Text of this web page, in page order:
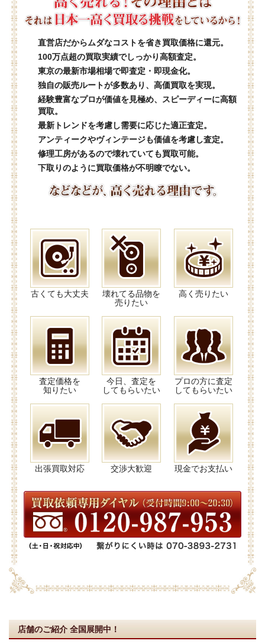
直営店だからムダなコストを省き買取価格に還元。
100万点超の買取実績でしっかり高額査定。
東京の最新市場相場で即査定・即現金化。
独自の販売ルートが多数あり、高価買取を実現。
経験豊富なプロが価値を見極め、スピーディーに高額
買取。
最新トレンドを考慮し需要に応じた適正査定。
アンティークやヴィンテージも価値を考慮し査定。
修理工房があるので壊れていても買取可能。
下取りのように買取価格が不明瞭でない。
古くても大丈夫
壊れてる品物を
売りたい
高く売りたい
査定価格を
知りたい
今日、査定を
してもらいたい
プロの方に査定
してもらいたい
出張買取対応 交渉大歓迎 現金でお支払い
店舗のご紹介 全国展開中！